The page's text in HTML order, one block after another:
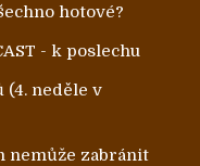
hotové?
- k poslechu
(4. neděle v
nemůže zabránit